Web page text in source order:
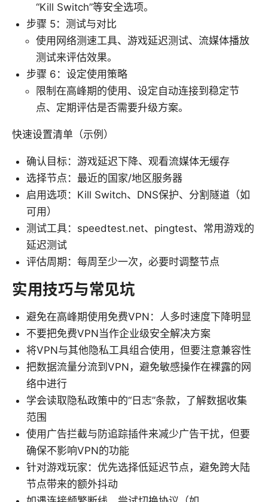
“Kill Switch”等安全选项。
步骤 5：测试与对比
使用网络测速工具、游戏延迟测试、流媒体播放
测试来评估效果。
步骤 6：设定使用策略
限制在高峰期的使用、设定自动连接到稳定节
点、定期评估是否需要升级方案。
快速设置清单（示例）
确认目标：游戏延迟下降、观看流媒体无缓存
选择节点：最近的国家/地区服务器
启用选项：Kill Switch、DNS保护、分割隧道（如
可用）
测试工具：speedtest.net、pingtest、常用游戏的
延迟测试
评估周期：每周至少一次，必要时调整节点
实用技巧与常见坑
避免在高峰期使用免费VPN：人多时速度下降明显
不要把免费VPN当作企业级安全解决方案
将VPN与其他隐私工具组合使用，但要注意兼容性
把数据流量分流到VPN，避免敏感操作在裸露的网
络中进行
学会读取隐私政策中的“日志”条款，了解数据收集
范围
使用广告拦截与防追踪插件来减少广告干扰，但要
确保不影响VPN的功能
针对游戏玩家：优先选择低延迟节点，避免跨大陆
节点带来的额外抖动